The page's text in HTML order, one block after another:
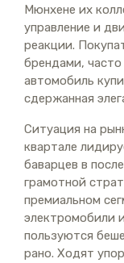
Мюнхене их
управление и
реакции.
брендами,
автомобиль
сдержанная
Ситуация на
квартале
баварцев в
грамотной
премиальном
электромобили
пользуются
рано. Ходят